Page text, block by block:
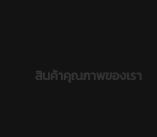
สินค้าคุณภาพของเรา